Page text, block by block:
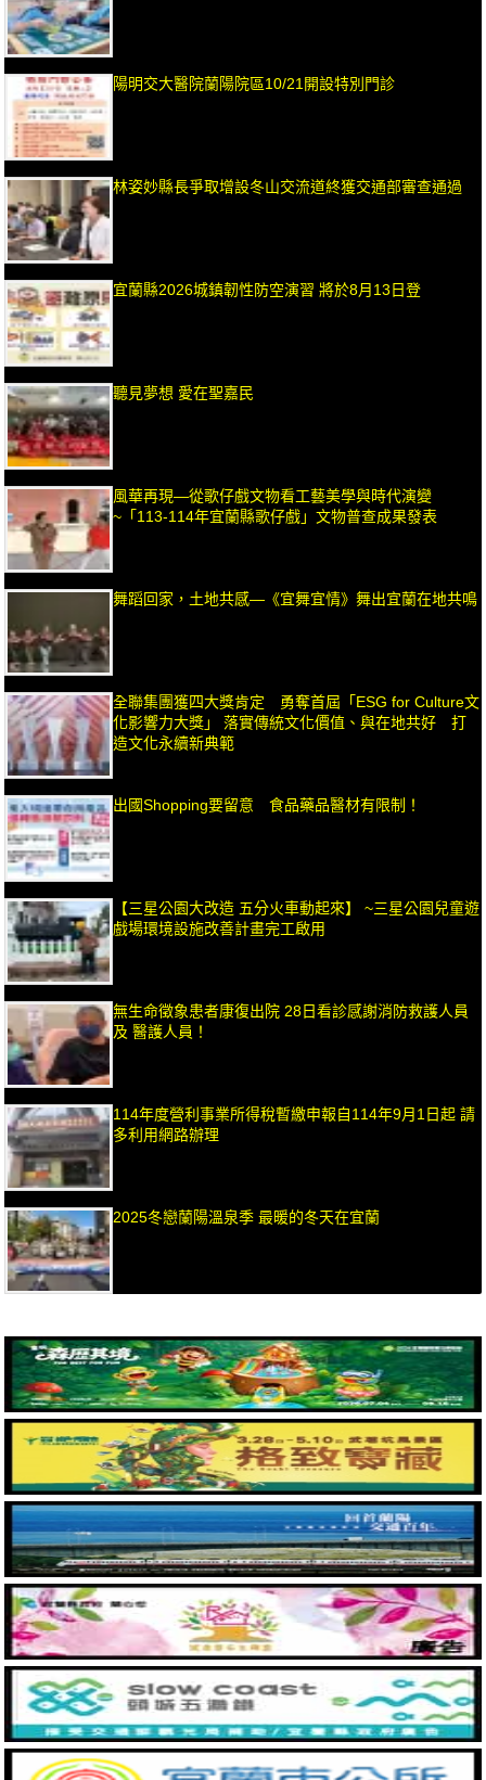
陽明交大醫院蘭陽院區10/21開設特別門診
林姿妙縣長爭取增設冬山交流道終獲交通部審查通過
宜蘭縣2026城鎮韌性防空演習 將於8月13日登
聽見夢想 愛在聖嘉民
風華再現—從歌仔戲文物看工藝美學與時代演變
~「113-114年宜蘭縣歌仔戲」文物普查成果發表
舞蹈回家，土地共感—《宜舞宜情》舞出宜蘭在地共鳴
全聯集團獲四大獎肯定 勇奪首屆「ESG for Culture文
化影響力大獎」 落實傳統文化價值、與在地共好 打
造文化永續新典範
出國Shopping要留意 食品藥品醫材有限制！
【三星公園大改造 五分火車動起來】 ~三星公園兒童遊
戲場環境設施改善計畫完工啟用
無生命徵象患者康復出院 28日看診感謝消防救護人員
及 醫護人員！
114年度營利事業所得稅暫繳申報自114年9月1日起 請
多利用網路辦理
2025冬戀蘭陽溫泉季 最暖的冬天在宜蘭